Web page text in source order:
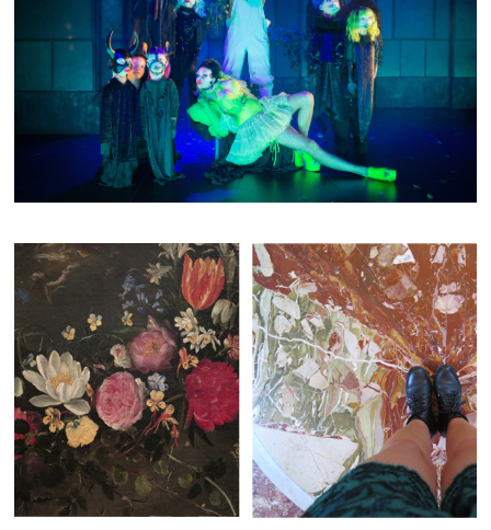
LE SONGE D'UNE NUIT D'ÉTÉ
AMOR/ROMA